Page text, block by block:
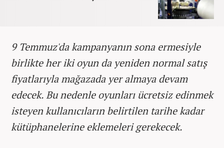
9 Temmuz'da kampanyanın sona ermesiyle
birlikte her iki oyun da yeniden normal satış
fiyatlarıyla mağazada yer almaya devam
edecek. Bu nedenle oyunları ücretsiz edinmek
isteyen kullanıcıların belirtilen tarihe kadar
kütüphanelerine eklemeleri gerekecek.